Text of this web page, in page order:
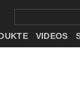
VIDEOS